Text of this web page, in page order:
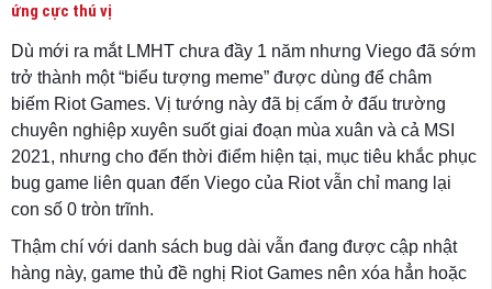
ứng cực thú vị
Dù mới ra mắt LMHT chưa đầy 1 năm nhưng Viego đã sớm
trở thành một “biểu tượng meme” được dùng để châm
biếm Riot Games. Vị tướng này đã bị cấm ở đấu trường
chuyên nghiệp xuyên suốt giai đoạn mùa xuân và cả MSI
2021, nhưng cho đến thời điểm hiện tại, mục tiêu khắc phục
bug game liên quan đến Viego của Riot vẫn chỉ mang lại
con số 0 tròn trĩnh.
Thậm chí với danh sách bug dài vẫn đang được cập nhật
hàng này, game thủ đề nghị Riot Games nên xóa hẳn hoặc